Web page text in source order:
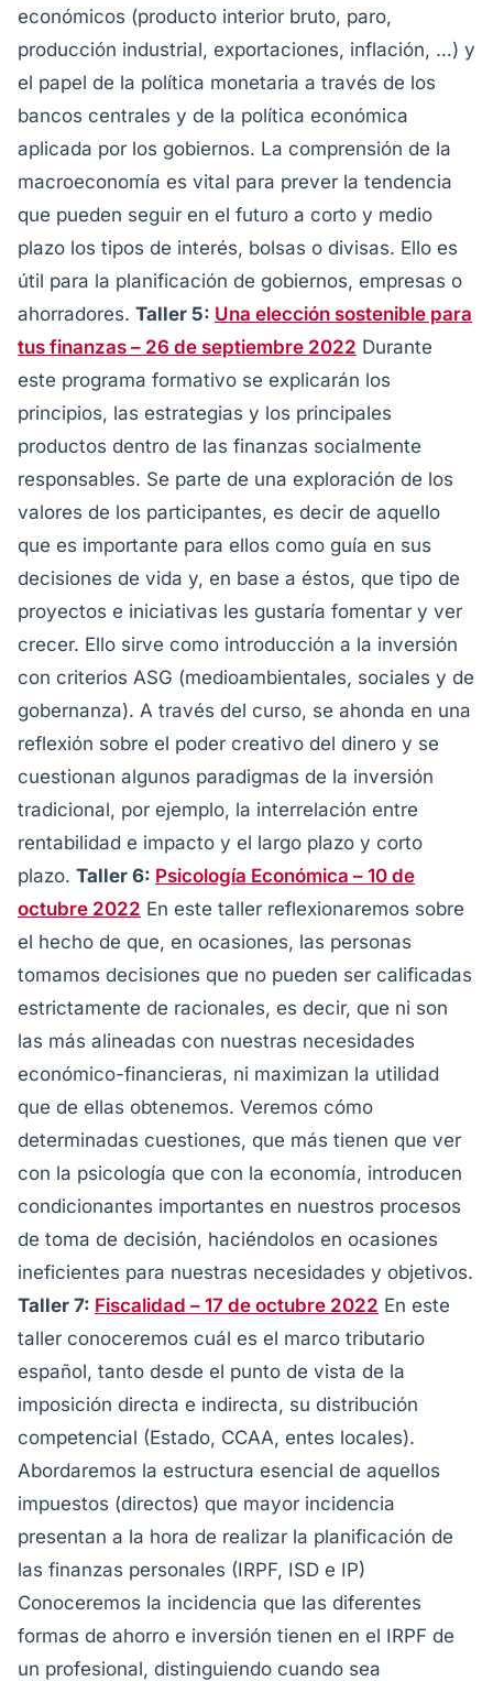
económicos (producto interior bruto, paro,
producción industrial, exportaciones, inflación, …) y
el papel de la política monetaria a través de los
bancos centrales y de la política económica
aplicada por los gobiernos. La comprensión de la
macroeconomía es vital para prever la tendencia
que pueden seguir en el futuro a corto y medio
plazo los tipos de interés, bolsas o divisas. Ello es
útil para la planificación de gobiernos, empresas o
ahorradores. Taller 5: Una elección sostenible para
tus finanzas – 26 de septiembre 2022 Durante
este programa formativo se explicarán los
principios, las estrategias y los principales
productos dentro de las finanzas socialmente
responsables. Se parte de una exploración de los
valores de los participantes, es decir de aquello
que es importante para ellos como guía en sus
decisiones de vida y, en base a éstos, que tipo de
proyectos e iniciativas les gustaría fomentar y ver
crecer. Ello sirve como introducción a la inversión
con criterios ASG (medioambientales, sociales y de
gobernanza). A través del curso, se ahonda en una
reflexión sobre el poder creativo del dinero y se
cuestionan algunos paradigmas de la inversión
tradicional, por ejemplo, la interrelación entre
rentabilidad e impacto y el largo plazo y corto
plazo. Taller 6: Psicología Económica – 10 de
octubre 2022 En este taller reflexionaremos sobre
el hecho de que, en ocasiones, las personas
tomamos decisiones que no pueden ser calificadas
estrictamente de racionales, es decir, que ni son
las más alineadas con nuestras necesidades
económico-financieras, ni maximizan la utilidad
que de ellas obtenemos. Veremos cómo
determinadas cuestiones, que más tienen que ver
con la psicología que con la economía, introducen
condicionantes importantes en nuestros procesos
de toma de decisión, haciéndolos en ocasiones
ineficientes para nuestras necesidades y objetivos.
Taller 7: Fiscalidad – 17 de octubre 2022 En este
taller conoceremos cuál es el marco tributario
español, tanto desde el punto de vista de la
imposición directa e indirecta, su distribución
competencial (Estado, CCAA, entes locales).
Abordaremos la estructura esencial de aquellos
impuestos (directos) que mayor incidencia
presentan a la hora de realizar la planificación de
las finanzas personales (IRPF, ISD e IP)
Conoceremos la incidencia que las diferentes
formas de ahorro e inversión tienen en el IRPF de
un profesional, distinguiendo cuando sea